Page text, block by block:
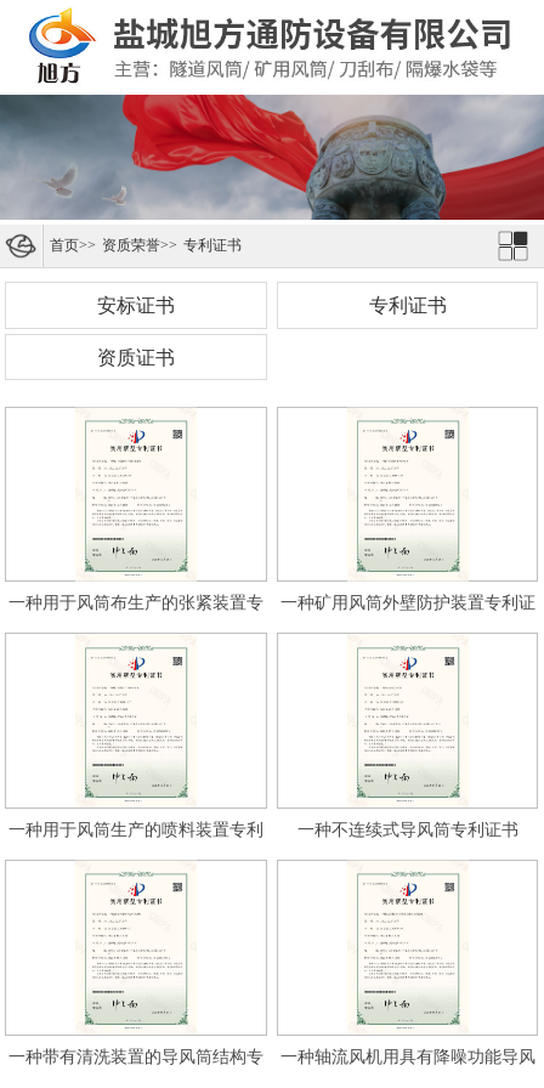
首页>> 资质荣誉>> 专利证书
安标证书 专利证书
资质证书
一种用于风筒布生产的张紧装置专
利证书
一种矿用风筒外壁防护装置专利证
书
一种用于风筒生产的喷料装置专利
证书
一种不连续式导风筒专利证书
一种带有清洗装置的导风筒结构专
一种轴流风机用具有降噪功能导风